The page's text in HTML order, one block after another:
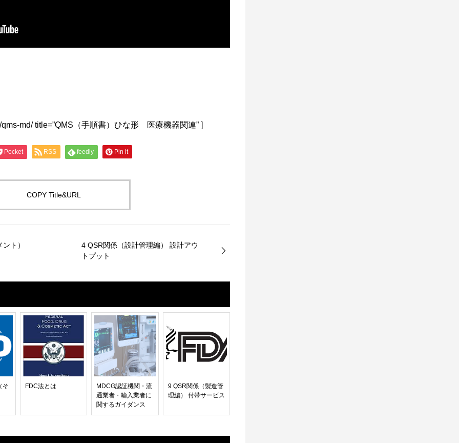
md/ title=”QMS（手順書）ひな形 医療機器関連” ]
Pocket RSS feedly Pin it
COPY Title&URL
ト）
4 QSR関係（設計管理編） 設計アウ
トプット
そ FDC法とは
MDCG認証機関・流
通業者・輸入業者に
関するガイダンス
9 QSR関係（製造管
理編） 付帯サービス